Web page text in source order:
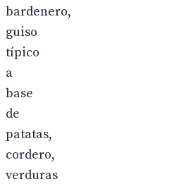
bardenero,
guiso
típico
a
base
de
patatas,
cordero,
verduras